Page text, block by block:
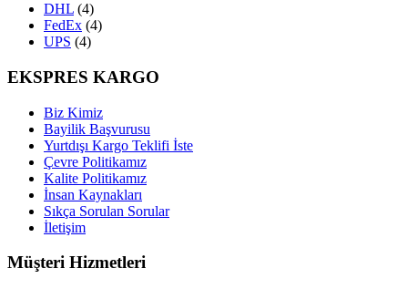
DHL (4)
FedEx (4)
UPS (4)
EKSPRES KARGO
Biz Kimiz
Bayilik Başvurusu
Yurtdışı Kargo Teklifi İste
Çevre Politikamız
Kalite Politikamız
İnsan Kaynakları
Sıkça Sorulan Sorular
İletişim
Müşteri Hizmetleri